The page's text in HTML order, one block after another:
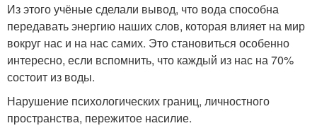
Из этого учёные сделали вывод, что вода способна
передавать энергию наших слов, которая влияет на мир
вокруг нас и на нас самих. Это становиться особенно
интересно, если вспомнить, что каждый из нас на 70%
состоит из воды.
Нарушение психологических границ, личностного
пространства, пережитое насилие.